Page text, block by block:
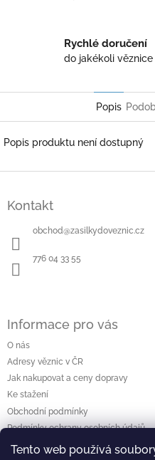
Tento web používá
Rychlé doručení
do jakékoli věznice
Popis
Popis produktu není dostupný
Kontakt
obchod@zasilkydoveznic.cz
776 04 33 55
Informace pro vás
O nás
Adresy věznic v ČR
Jak nakupovat a ceny dopravy
Ke stažení
Obchodní podmínky
Podmínky ochrany osobních údajů